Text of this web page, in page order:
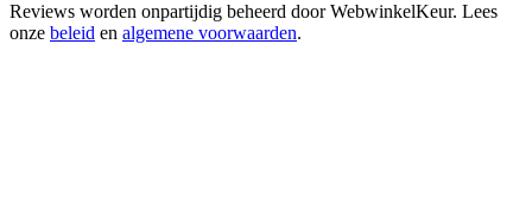
Reviews worden onpartijdig beheerd doorWebwinkelKeur. Lees
onze beleid en algemene voorwaarden.